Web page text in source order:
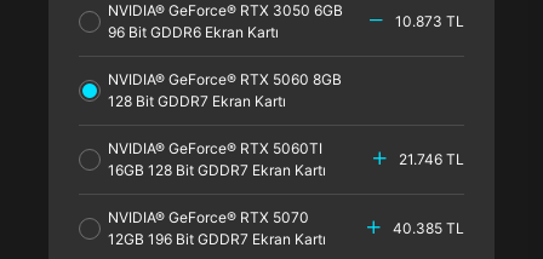
NVIDIA® GeForce® RTX 3050 6GB
96 Bit GDDR6 Ekran Kartı
10.873 TL
NVIDIA® GeForce® RTX 5060 8GB
128 Bit GDDR7 Ekran Kartı
NVIDIA® GeForce® RTX 5060TI
16GB 128 Bit GDDR7 Ekran Kartı
21.746 TL
NVIDIA® GeForce® RTX 5070
12GB 196 Bit GDDR7 Ekran Kartı
40.385 TL